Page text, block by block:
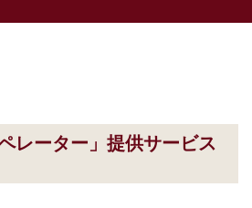
レーター」提供サービス